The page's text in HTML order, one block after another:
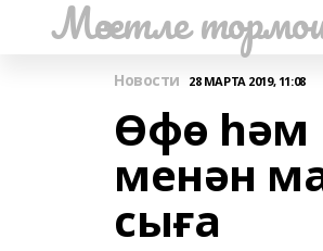
Мәсетле
Новости 28 МАРТА 2019, 11:08
Өфө һәм
менән
сыға